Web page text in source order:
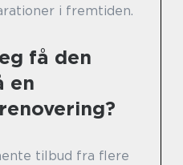
i fremtiden.
få den
en
tilbud fra flere